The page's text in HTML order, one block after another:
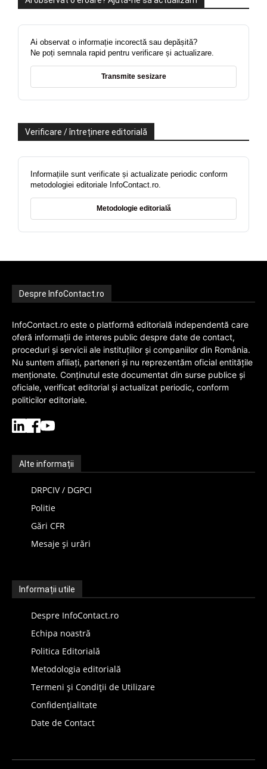
Ai observat o informație incorectă sau depășită?
Ne poți semnala rapid pentru verificare și actualizare.
Transmite sesizare
Verificare / întreținere editorială
Informațiile sunt verificate și actualizate periodic conform
metodologiei editoriale InfoContact.ro.
Metodologie editorială
Despre InfoContact.ro
InfoContact.ro este o platformă editorială independentă care
oferă informații de interes public despre date de contact,
proceduri și servicii ale instituțiilor și companiilor din România.
Nu suntem afiliați, parteneri și nu reprezentăm oficial entitățile
menționate. Conținutul este documentat din surse publice și
oficiale, verificat editorial și actualizat periodic, conform
politicilor editoriale.
Alte informații
DRPCIV / DGPCI
Politie
Gări CFR
Mesaje și urări
Informații utile
Despre InfoContact.ro
Echipa noastră
Politica Editorială
Metodologia editorială
Termeni și Condiții de Utilizare
Confidențialitate
Date de Contact